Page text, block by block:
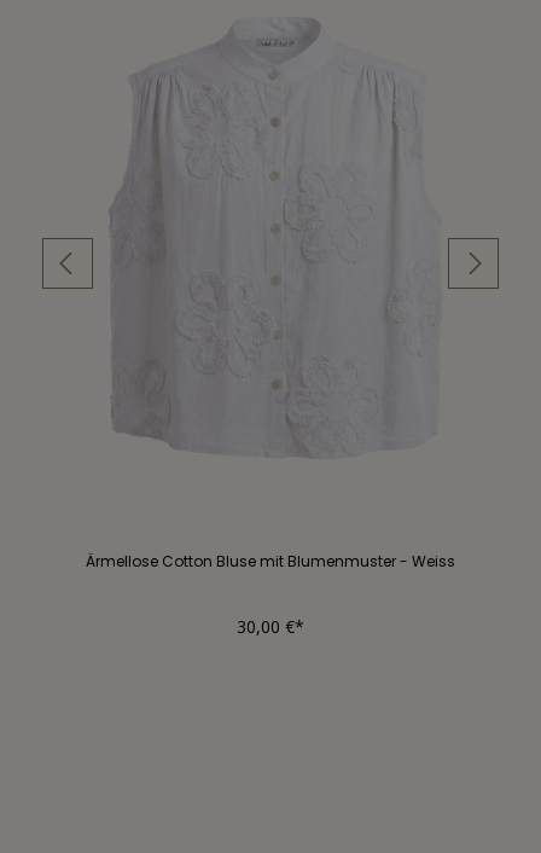
Ärmellose Cotton Bluse mit Blumenmuster - Weiss
30,00 €*